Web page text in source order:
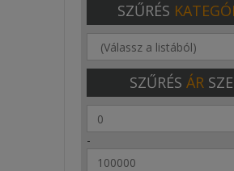
SZŰRÉS
SZŰRÉS ÁR
-